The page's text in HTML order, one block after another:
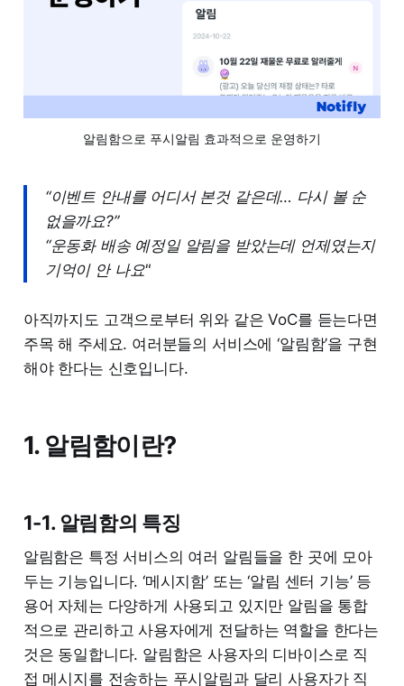
알림함으로 푸시알림 효과적으로 운영하기
“이벤트 안내를 어디서 본것 같은데… 다시 볼 순
없을까요?”
“운동화 배송 예정일 알림을 받았는데 언제였는지
기억이 안 나요"
아직까지도 고객으로부터 위와 같은 VoC를 듣는다면
주목 해 주세요. 여러분들의 서비스에 ‘알림함’을 구현
해야 한다는 신호입니다.
1. 알림함이란?
1-1. 알림함의 특징
알림함은 특정 서비스의 여러 알림들을 한 곳에 모아
두는 기능입니다. ‘메시지함’ 또는 ‘알림 센터 기능’ 등
용어 자체는 다양하게 사용되고 있지만 알림을 통합
적으로 관리하고 사용자에게 전달하는 역할을 한다는
것은 동일합니다. 알림함은 사용자의 디바이스로 직
접 메시지를 전송하는 푸시알림과 달리 사용자가 직